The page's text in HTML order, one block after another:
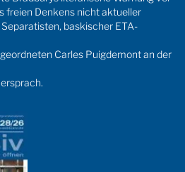
freien Denkens nicht aktueller
baskischer ETA-
Carles Puigdemont an der